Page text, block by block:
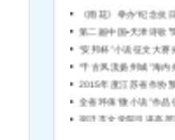
第二届中国•天津诗歌
“安邦杯”小说征文大赛